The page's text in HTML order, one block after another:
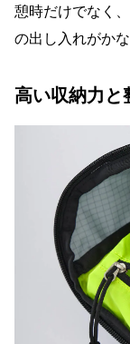
憩時だけでなく
の出し入れがか
高い収納力と